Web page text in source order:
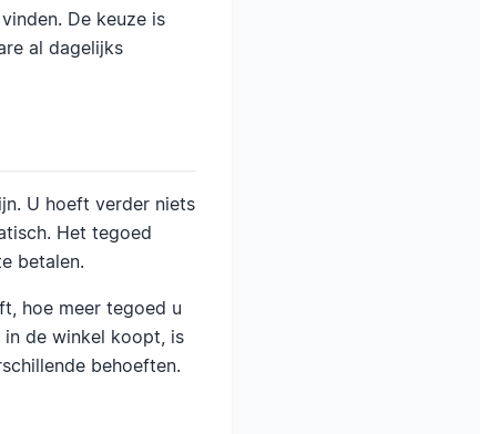
De keuze is
al dagelijks
U hoeft verder niets
Het tegoed
betalen.
hoe meer tegoed u
de winkel koopt, is
behoeften.